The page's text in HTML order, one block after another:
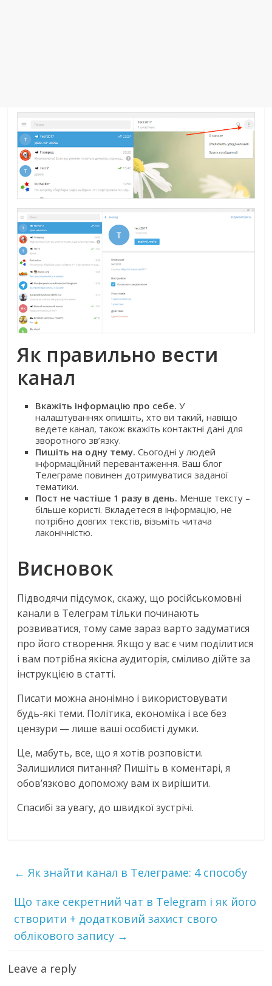
Як правильно вести
канал
Вкажіть інформацію про себе.У
налаштуваннях опишіть, хто ви такий, навіщо
ведете канал, також вкажіть контактні дані для
зворотного зв’язку.
Пишіть на одну тему.Сьогодні у людей
інформаційний перевантаження. Ваш блог
Телеграме повинен дотримуватися заданої
тематики.
Пост не частіше 1 разу в день. Менше тексту –
більше користі. Вкладетеся в інформацію, не
потрібно довгих текстів, візьміть читача
лаконічністю.
Висновок
Підводячи підсумок, скажу, що російськомовні
канали в Телеграм тільки починають
розвиватися, тому саме зараз варто задуматися
про його створення. Якщо у вас є чим поділитися
і вам потрібна якісна аудиторія, сміливо дійте за
інструкцією в статті.
Писати можна анонімно і використовувати
будь-які теми. Політика, економіка і все без
цензури — лише ваші особисті думки.
Це, мабуть, все, що я хотів розповісти.
Залишилися питання? Пишіть в коментарі, я
обов’язково допоможу вам їх вирішити.
Спасибі за увагу, до швидкої зустрічі.
← Як знайти канал в Телеграме: 4 способу
Що таке секретний чат в Telegram і як його
створити + додатковий захист свого
облікового запису →
Leave a reply